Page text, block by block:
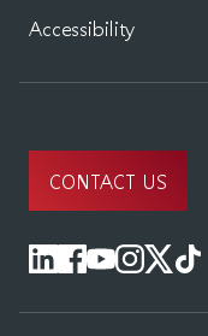
Accessibility
CONTACT US